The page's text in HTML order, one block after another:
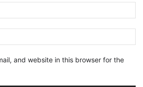
and website in this browser for the